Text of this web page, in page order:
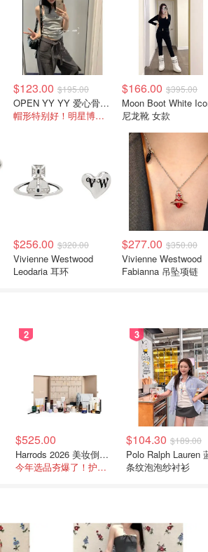
$123.00 $195.00
OPEN YY YY 爱心骨头棒球帽 藏蓝色
帽形特别好！明星博主都在戴的！！
$166.00 $395.00
Moon Boot White
尼龙靴 女款
$256.00 $320.00
Vivienne Westwood
Leodaria 耳环
$277.00 $350.00
Vivienne Westwood
Fabianna 吊坠项链
2
$525.00
Harrods 2026 美妆倒数日历
今年选品夯爆了！护肤全线都很绝
3
$104.30 $189.00
Polo Ralph Lauren
条纹泡泡纱衬衫